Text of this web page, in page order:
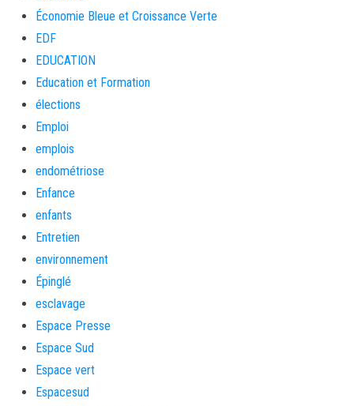
Économie Bleue et Croissance Verte
EDF
EDUCATION
Education et Formation
élections
Emploi
emplois
endométriose
Enfance
enfants
Entretien
environnement
Épinglé
esclavage
Espace Presse
Espace Sud
Espace vert
Espacesud